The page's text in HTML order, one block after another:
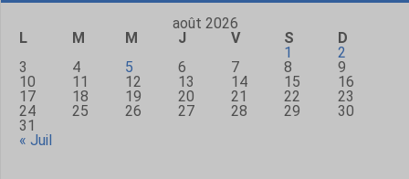
août 2026
L
M M J V S
D
1
2
3
4 5 6 7 8
9
10
11 12 13 14 15
16
17
18 19 20 21 22
23
24
25 26 27 28 29
30
31
« Juil